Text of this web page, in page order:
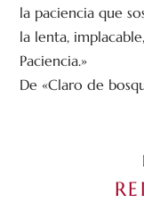
la paciencia que
la lenta,
Paciencia.»
De «Claro de